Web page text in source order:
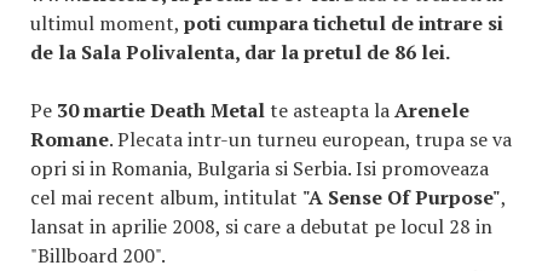
ultimul moment, poti cumpara tichetul de intrare si
de la Sala Polivalenta, dar la pretul de 86 lei.
Pe 30 martie Death Metalte asteapta laArenele
Romane. Plecata intr-un turneu european, trupa se va
opri si in Romania, Bulgaria si Serbia. Isi promoveaza
cel mai recent album, intitulat "A Sense Of Purpose",
lansat in aprilie 2008, si care a debutat pe locul 28 in
"Billboard 200".